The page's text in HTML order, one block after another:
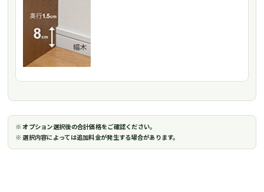
※ オプション選択後の合計価格をご確認ください。
※ 選択内容によっては追加料金が発生する場合があります。